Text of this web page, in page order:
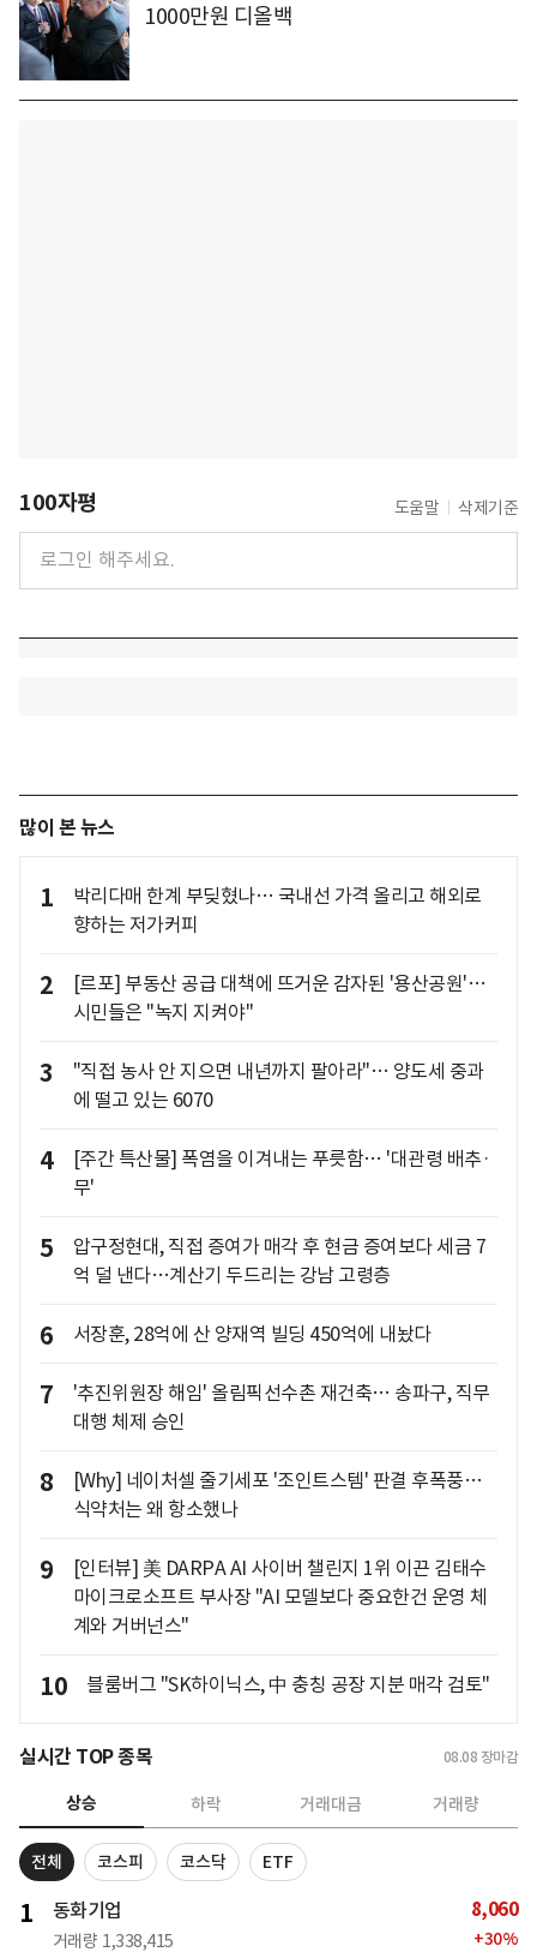
1000만원 디올백
100자평 도움말 삭제기준
많이 본 뉴스
1
박리다매 한계 부딪혔나… 국내선 가격 올리고 해외로
향하는 저가커피
2
[르포] 부동산 공급 대책에 뜨거운 감자된 '용산공원'…
시민들은 "녹지 지켜야"
3
"직접 농사 안 지으면 내년까지 팔아라"… 양도세 중과
에 떨고 있는 6070
4
[주간 특산물] 폭염을 이겨내는 푸릇함… '대관령 배추·
무'
5
압구정현대, 직접 증여가 매각 후 현금 증여보다 세금 7
억 덜 낸다…계산기 두드리는 강남 고령층
6 서장훈, 28억에 산 양재역 빌딩 450억에 내놨다
7
'추진위원장 해임' 올림픽선수촌 재건축… 송파구, 직무
대행 체제 승인
8
[Why] 네이처셀 줄기세포 '조인트스템' 판결 후폭풍…
식약처는 왜 항소했나
9
[인터뷰] 美 DARPA AI 사이버 챌린지 1위 이끈 김태수
마이크로소프트 부사장 "AI 모델보다 중요한건 운영 체
계와 거버넌스"
10 블룸버그 "SK하이닉스, 中 충칭 공장 지분 매각 검토"
실시간 TOP 종목 08.08 장마감
상승 하락 거래대금 거래량
전체 코스피 코스닥 ETF
1 동화기업
거래량 1,338,415
8,060
+30%